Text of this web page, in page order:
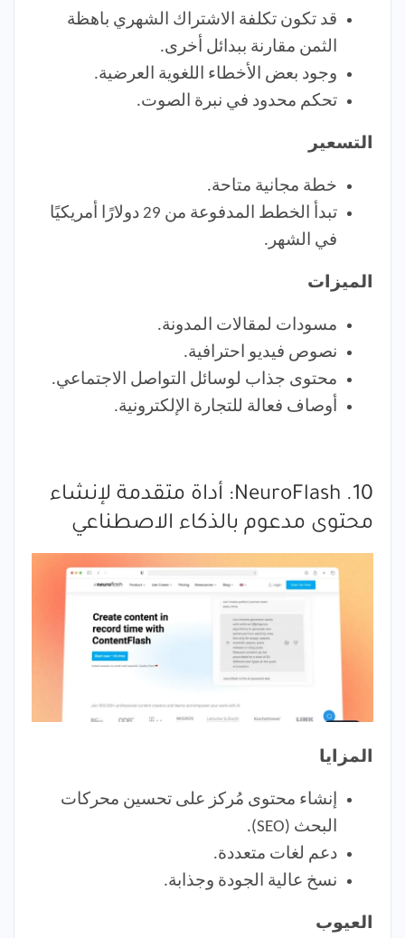
قد تكون تكلفة الاشتراك الشهري باهظة
الثمن مقارنة ببدائل أخرى.
وجود بعض الأخطاء اللغوية العرضية.
تحكم محدود في نبرة الصوت.
التسعير
خطة مجانية متاحة.
تبدأ الخطط المدفوعة من 29 دولارًا أمريكيًا
في الشهر.
الميزات
مسودات لمقالات المدونة.
نصوص فيديو احترافية.
محتوى جذاب لوسائل التواصل الاجتماعي.
أوصاف فعالة للتجارة الإلكترونية.
10. NeuroFlash: أداة متقدمة لإنشاء
محتوى مدعوم بالذكاء الاصطناعي
المزايا
إنشاء محتوى مُركز على تحسين محركات
البحث (SEO).
دعم لغات متعددة.
نسخ عالية الجودة وجذابة.
العيوب